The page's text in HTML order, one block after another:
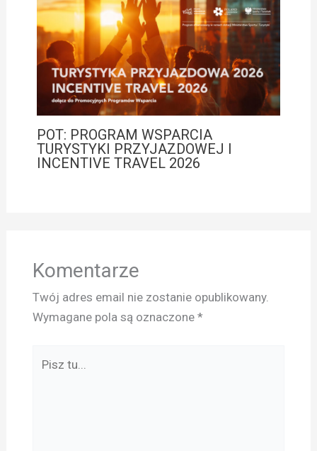
POT: PROGRAM WSPARCIA
TURYSTYKI PRZYJAZDOWEJ I
INCENTIVE TRAVEL 2026
Komentarze
Twój adres email nie zostanie opublikowany.
Wymagane pola są oznaczone *